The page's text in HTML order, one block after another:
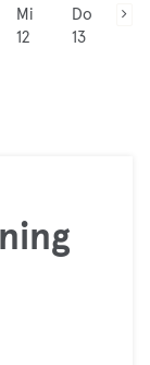
Mi
12
Do
13